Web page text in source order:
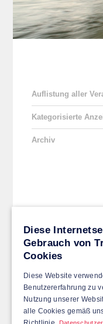
Auflistung aller
Kategorisierte
Archiv
© 2026 Gemeinde Inwil
Diese
Gebrauch von
Cookies
Diese Website
Benutzererfahrung zu
Nutzung unserer
alle Cookies gemäß